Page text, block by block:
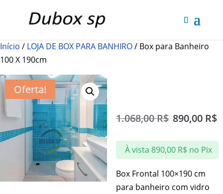
Início / LOJA DE BOX PARA BANHIRO/ Box para Banheiro
100 X 190cm
Oferta!
1.068,00R$ 890,00 R$
À vista 890,00 R$ no Pix
Box Frontal 100×190 cm
para banheiro com vidro